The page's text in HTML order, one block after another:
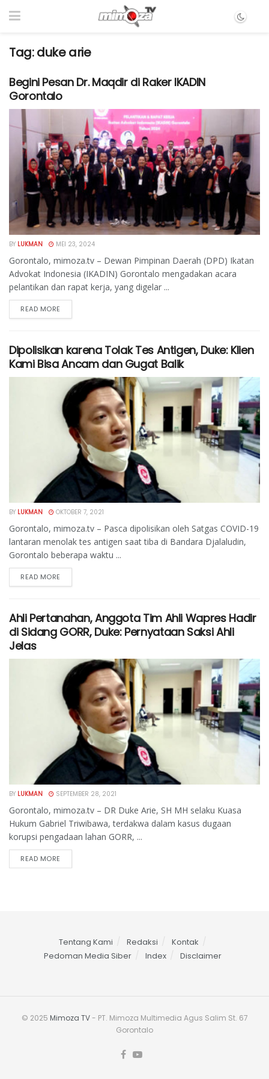
Tag:duke arie
Begini Pesan Dr. Maqdir di Raker IKADIN
Gorontalo
BY LUKMAN MEI 23, 2024
Gorontalo, mimoza.tv – Dewan Pimpinan Daerah (DPD) Ikatan
Advokat Indonesia (IKADIN) Gorontalo mengadakan acara
pelantikan dan rapat kerja, yang digelar ...
READ MORE
Dipolisikan karena Tolak Tes Antigen, Duke: Klien
Kami Bisa Ancam dan Gugat Balik
BY LUKMAN OKTOBER 7, 2021
Gorontalo, mimoza.tv – Pasca dipolisikan oleh Satgas COVID-19
lantaran menolak tes antigen saat tiba di Bandara Djalaludin,
Gorontalo beberapa waktu ...
READ MORE
Ahli Pertanahan, Anggota Tim Ahli Wapres Hadir
di Sidang GORR, Duke: Pernyataan Saksi Ahli
Jelas
BY LUKMAN SEPTEMBER 28, 2021
Gorontalo, mimoza.tv – DR Duke Arie, SH MH selaku Kuasa
Hukum Gabriel Triwibawa, terdakwa dalam kasus dugaan
korupsi pengadaan lahan GORR, ...
READ MORE
Tentang Kami Redaksi
Kontak
Pedoman Media Siber
Index Disclaimer
© 2025 Mimoza TV- PT. Mimoza Multimedia Agus Salim St. 67
Gorontalo